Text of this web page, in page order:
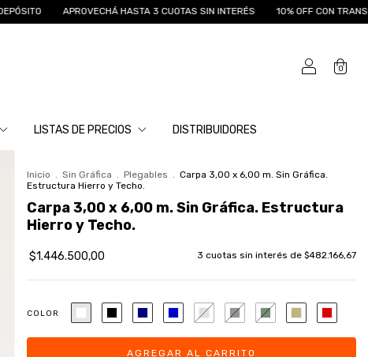
APROVECHÁ HASTA 3 CUOTAS SIN INTERÉS 10% OFF CON
0
LISTAS DE PRECIOS DISTRIBUIDORES
Inicio . Sin Gráfica . Plegables . Carpa 3,00 x 6,00 m. Sin Gráfica.
Estructura Hierro y Techo.
Carpa 3,00 x 6,00 m. Sin Gráfica. Estructura
Hierro y Techo.
$1.446.500,00 3 cuotas sin interés de $482.166,67
COLOR